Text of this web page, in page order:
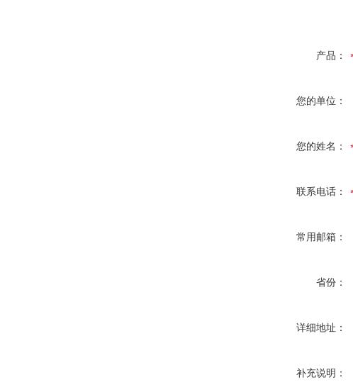
产品：
您的单位：
您的姓名：
联系电话：
常用邮箱：
省份：
详细地址：
补充说明：